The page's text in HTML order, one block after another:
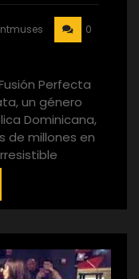
0
Perfecta
un género
Dominicana,
de millones en